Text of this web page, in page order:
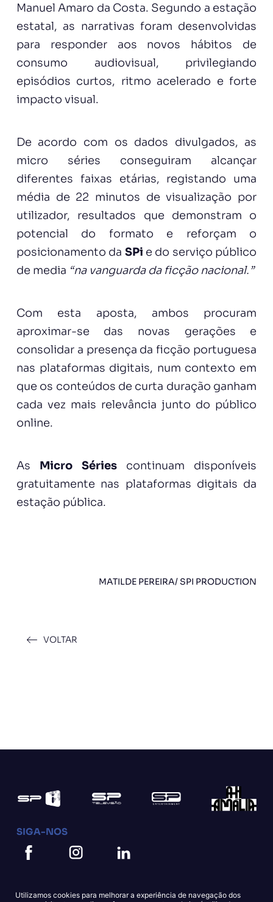
Manuel Amaro da Costa. Segundo a estação
estatal, as narrativas foram desenvolvidas
para responder aos novos hábitos de
consumo audiovisual, privilegiando
episódios curtos, ritmo acelerado e forte
impacto visual.
De acordo com os dados divulgados, as
micro séries conseguiram alcançar
diferentes faixas etárias, registando uma
média de 22 minutos de visualização por
utilizador, resultados que demonstram o
potencial do formato e reforçam o
posicionamento da SPi e do serviço público
de media “na vanguarda da ficção nacional.”
Com esta aposta, ambos procuram
aproximar-se das novas gerações e
consolidar a presença da ficção portuguesa
nas plataformas digitais, num contexto em
que os conteúdos de curta duração ganham
cada vez mais relevância junto do público
online.
As Micro Séries continuam disponíveis
gratuitamente nas plataformas digitais da
estação pública.
MATILDE PEREIRA/ SPI PRODUCTION
VOLTAR
SIGA-NOS
Utilizamos cookies para melhorar a experiência de navegação dos